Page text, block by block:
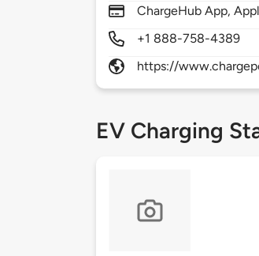
ChargeHub App,
+1 888-758-4389
https://
EV Charging